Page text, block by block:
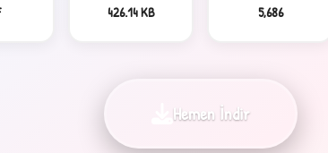
426.14 KB 5,686
Hemen İndir